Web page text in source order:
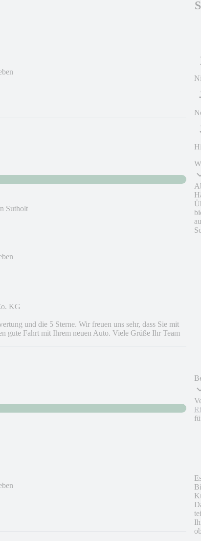
Sutholt
KG
und die 5 Sterne. Wir freuen uns sehr, dass Sie mit
gute Fahrt mit Ihrem neuen Auto. Viele Grüße Ihr Team